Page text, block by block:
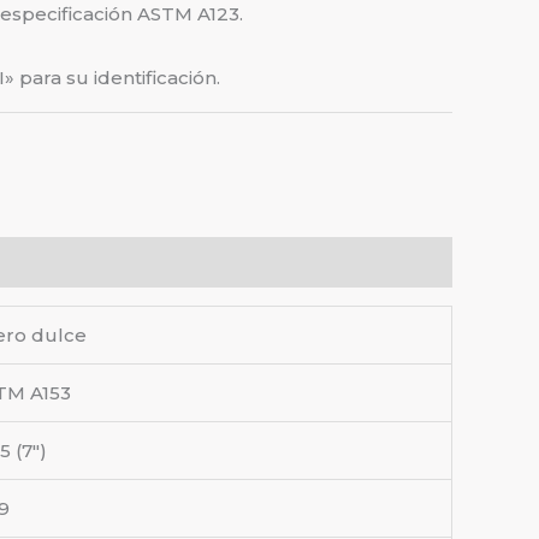
ASTM A123.
para su identificación.
dulce
A153
(7″)